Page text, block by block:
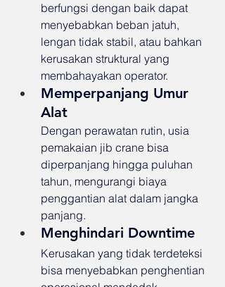
berfungsi dengan baik dapat
menyebabkan beban jatuh,
lengan tidak stabil, atau bahkan
kerusakan struktural yang
membahayakan operator.
Memperpanjang Umur
Alat
Dengan perawatan rutin, usia
pemakaian jib crane bisa
diperpanjang hingga puluhan
tahun, mengurangi biaya
penggantian alat dalam jangka
panjang.
Menghindari Downtime
Kerusakan yang tidak terdeteksi
bisa menyebabkan penghentian